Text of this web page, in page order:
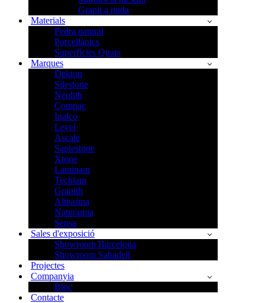
Granit a mida
Materials
Pedra natural
Porcellànics
Superfícies Quars
Marques
Dekton
Silestone
Neolith
Compac
Inalco
Level
Ascale
Sapiestone
Xtone
Laminam
Techlam
Granith
Altissima
Naturamia
Sensa
Sales d'exposició
Showroom Barcelona
Showroom Sabadell
Projectes
Companyia
Bloc
Contacte